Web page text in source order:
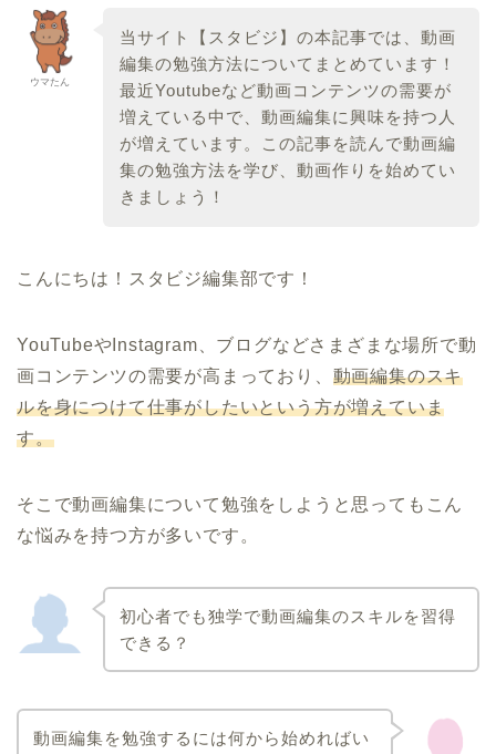
ウマたん
当サイト【スタビジ】の本記事では、動画
編集の勉強方法についてまとめています！
最近Youtubeなど動画コンテンツの需要が
増えている中で、動画編集に興味を持つ人
が増えています。この記事を読んで動画編
集の勉強方法を学び、動画作りを始めてい
きましょう！
こんにちは！スタビジ編集部です！
YouTubeやInstagram、ブログなどさまざまな場所で動
画コンテンツの需要が高まっており、 動画編集のスキ
ルを身につけて仕事がしたいという方が増えていま
す。
そこで動画編集について勉強をしようと思ってもこん
な悩みを持つ方が多いです。
初心者でも独学で動画編集のスキルを習得
できる？
動画編集を勉強するには何から始めればい